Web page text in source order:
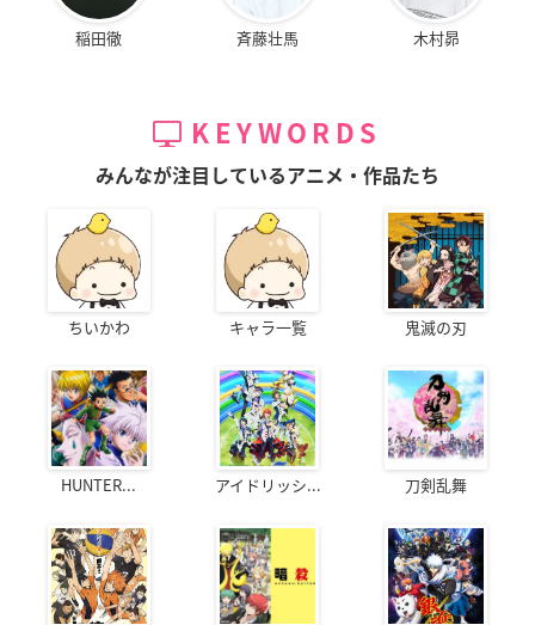
稲田徹 斉藤壮馬 木村昴
KEYWORDS
みんなが注目しているアニメ・作品たち
ちいかわ キャラ一覧 鬼滅の刃
HUNTER... アイドリッシ... 刀剣乱舞